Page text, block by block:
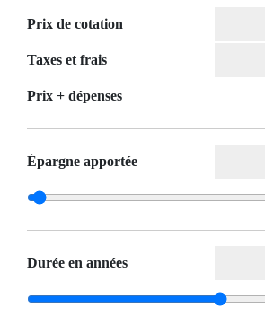
Prix de cotation
Taxes et frais
Prix ​​+ dépenses
Épargne apportée
Durée en années